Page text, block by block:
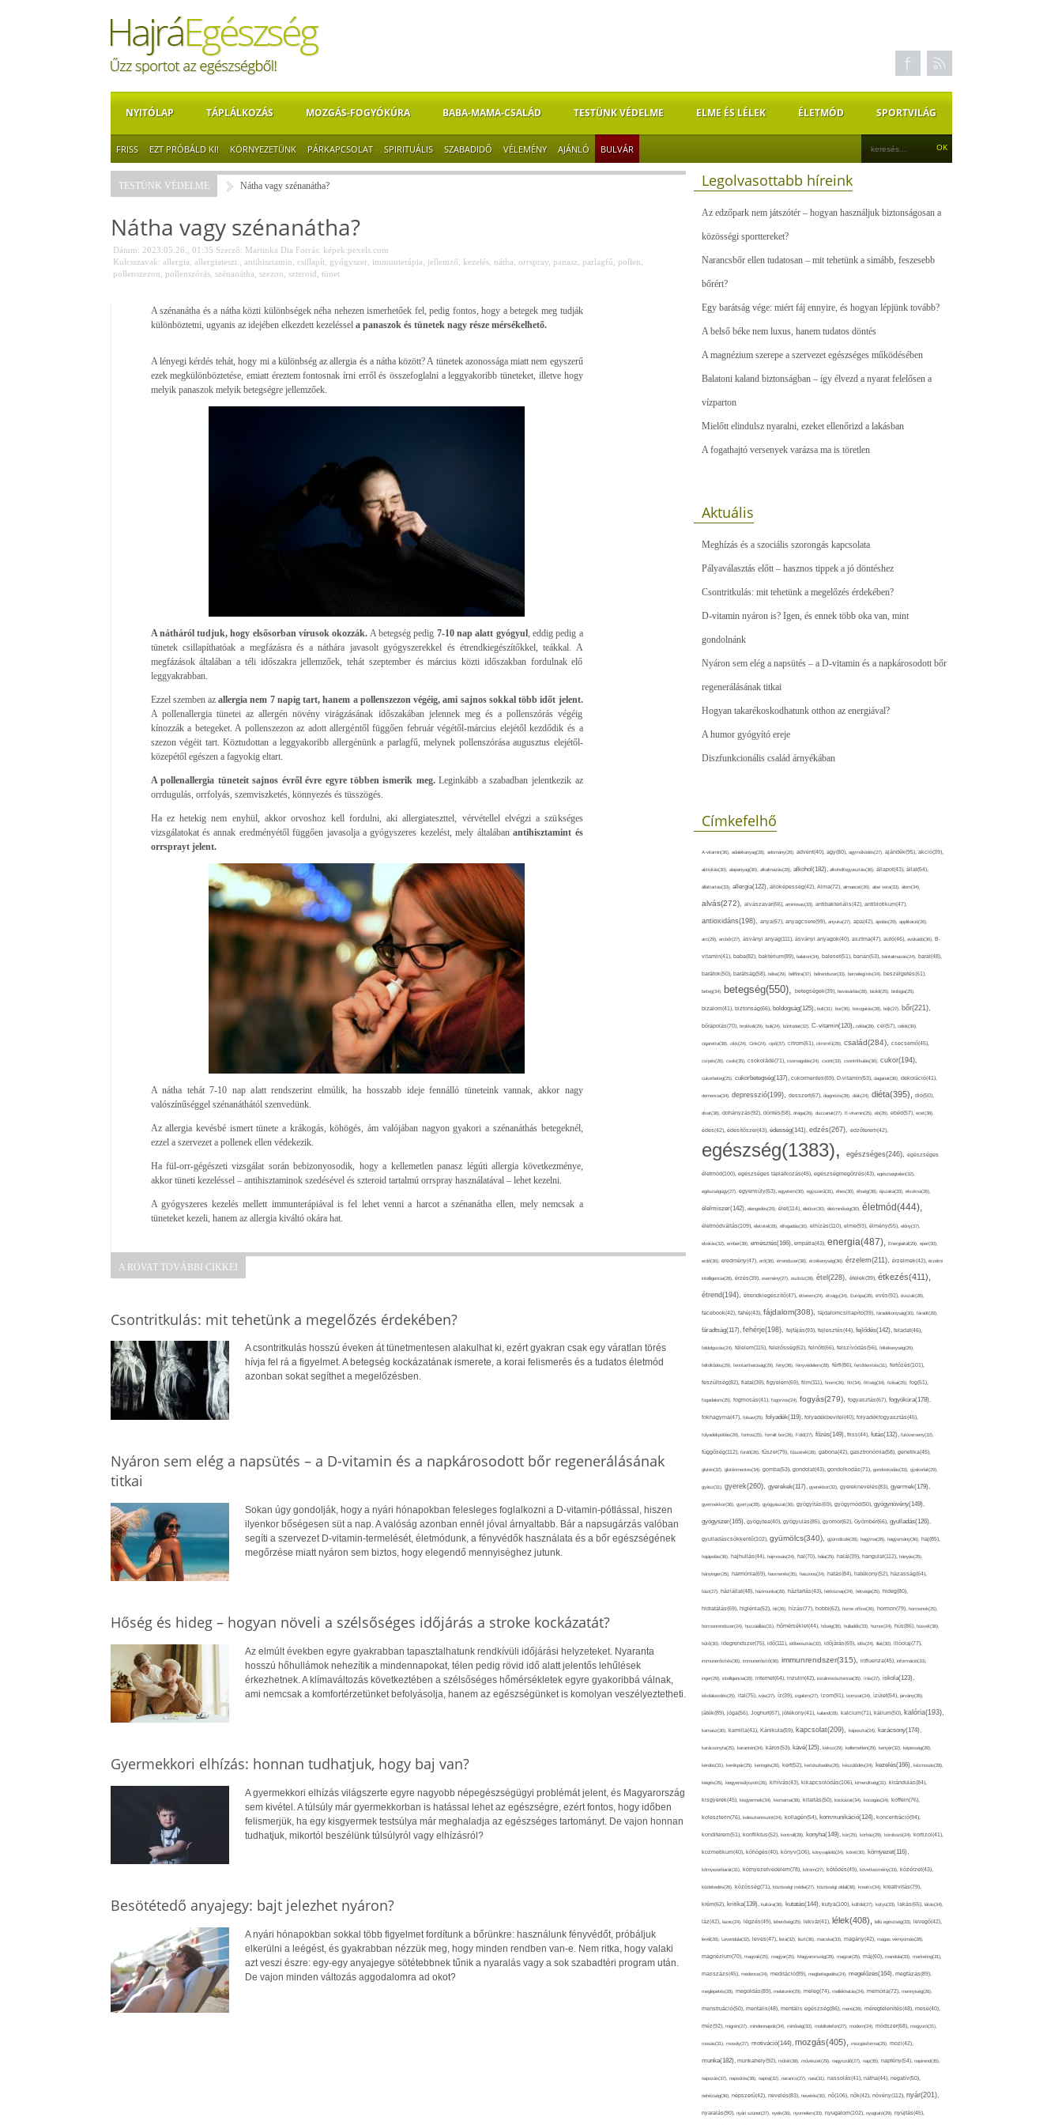
NYITÓLAP TÁPLÁLKOZÁS MOZGÁS-FOGYÓKÚRA BABA-MAMA-CSALÁD TESTÜNK VÉDELME ELME ÉS LÉLEK ÉLETMÓD SPORTVILÁG
FRISS EZT PRÓBÁLD KI! KÖRNYEZETÜNK PÁRKAPCSOLAT SPIRITUÁLIS SZABADIDŐ VÉLEMÉNY AJÁNLÓ BULVÁR
TESTÜNK VÉDELME Nátha vagy szénanátha?
Nátha vagy szénanátha?
Dátum: 2023.05.26., 01:35 Szerző: Martinka Dia Forrás: képek:pexels.com
Kulcsszavak: allergia allergiateszt. antihisztamin csillapít, gyógyszer, immunterápia jellemző kezelés, nátha orrspray, panasz parlagfű pollen
pollenszezon pollenszórás, szénanátha szezon szteroid tünet
A szénanátha és a nátha közti különbségek néha nehezen ismerhetőek fel, pedig fontos, hogy a betegek meg tudják
különböztetni, ugyanis az idejében elkezdett kezeléssela panaszok és tünetek nagy része mérsékelhető.
A lényegi kérdés tehát, hogy mi a különbség az allergia és a nátha között? A tünetek azonossága miatt nem egyszerű
ezek megkülönböztetése, emiatt éreztem fontosnak írni erről és összefoglalni a leggyakoribb tüneteket, illetve hogy
melyik panaszok melyik betegségre jellemzőek.
A nátháról tudjuk, hogy elsősorban vírusok okozzák. A betegség pedig 7-10 nap alatt gyógyul, eddig pedig a
tünetek csillapíthatóak a megfázásra és a náthára javasolt gyógyszerekkel és étrendkiegészítőkkel, teákkal. A
megfázások általában a téli időszakra jellemzőek, tehát szeptember és március közti időszakban fordulnak elő
leggyakrabban.
Ezzel szemben azallergia nem 7 napig tart, hanem a pollenszezon végéig, ami sajnos sokkal több időt jelent.
A pollenallergia tünetei az allergén növény virágzásának időszakában jelennek meg és a pollenszórás végéig
kínozzák a betegeket. A pollenszezon az adott allergéntől függően február végétől-március elejétől kezdődik és a
szezon végéit tart. Köztudottan a leggyakoribb allergénünk a parlagfű, melynek pollenszórása augusztus elejétől-
közepétől egészen a fagyokig eltart.
A pollenallergia tüneteit sajnos évről évre egyre többen ismerik meg.Leginkább a szabadban jelentkezik az
orrdugulás, orrfolyás, szemviszketés, könnyezés és tüsszögés.
Ha ez hetekig nem enyhül, akkor orvoshoz kell fordulni, aki allergiateszttel, vérvétellel elvégzi a szükséges
vizsgálatokat és annak eredményétől függően javasolja a gyógyszeres kezelést, mely általábanantihisztamint és
orrsprayt jelent.
A nátha tehát 7-10 nap alatt rendszerint elmúlik, ha hosszabb ideje fennálló tüneteink vannak, akkor nagy
valószínűséggel szénanáthától szenvedünk.
Az allergia kevésbé ismert tünete a krákogás, köhögés, ám valójában nagyon gyakori a szénanáthás betegeknél,
ezzel a szervezet a pollenek ellen védekezik.
Ha fül-orr-gégészeti vizsgálat során bebizonyosodik, hogy a kellemetlen panasz légúti allergia következménye,
akkor tüneti kezeléssel – antihisztaminok szedésével és szteroid tartalmú orrspray használatával – lehet kezelni.
A gyógyszeres kezelés mellett immunterápiával is fel lehet venni a harcot a szénanátha ellen, mely nemcsak a
tüneteket kezeli, hanem az allergia kiváltó okára hat.
A ROVAT TOVÁBBI CIKKEI
Csontritkulás: mit tehetünk a megelőzés érdekében?
A csontritkulás hosszú éveken át tünetmentesen alakulhat ki, ezért gyakran csak egy váratlan törés
hívja fel rá a figyelmet. A betegség kockázatának ismerete, a korai felismerés és a tudatos életmód
azonban sokat segíthet a megelőzésben.
Nyáron sem elég a napsütés – a D-vitamin és a napkárosodott bőr regenerálásának
titkai
Sokan úgy gondolják, hogy a nyári hónapokban felesleges foglalkozni a D-vitamin-pótlással, hiszen
ilyenkor bőségesen süt a nap. A valóság azonban ennél jóval árnyaltabb. Bár a napsugárzás valóban
segíti a szervezet D-vitamin-termelését, életmódunk, a fényvédők használata és a bőr egészségének
megőrzése miatt nyáron sem biztos, hogy elegendő mennyiséghez jutunk.
Hőség és hideg – hogyan növeli a szélsőséges időjárás a stroke kockázatát?
Az elmúlt években egyre gyakrabban tapasztalhatunk rendkívüli időjárási helyzeteket. Nyaranta
hosszú hőhullámok nehezítik a mindennapokat, télen pedig rövid idő alatt jelentős lehűlések
érkezhetnek. A klímaváltozás következtében a szélsőséges hőmérsékletek egyre gyakoribbá válnak,
ami nemcsak a komfortérzetünket befolyásolja, hanem az egészségünket is komolyan veszélyeztetheti.
Gyermekkori elhízás: honnan tudhatjuk, hogy baj van?
A gyermekkori elhízás világszerte egyre nagyobb népegészségügyi problémát jelent, és Magyarország
sem kivétel. A túlsúly már gyermekkorban is hatással lehet az egészségre, ezért fontos, hogy időben
felismerjük, ha egy kisgyermek testsúlya már meghaladja az egészséges tartományt. De vajon honnan
tudhatjuk, mikortól beszélünk túlsúlyról vagy elhízásról?
Besötétedő anyajegy: bajt jelezhet nyáron?
A nyári hónapokban sokkal több figyelmet fordítunk a bőrünkre: használunk fényvédőt, próbáljuk
elkerülni a leégést, és gyakrabban nézzük meg, hogy minden rendben van-e. Nem ritka, hogy valaki
azt veszi észre: egy-egy anyajegye sötétebbnek tűnik a nyaralás vagy a sok szabadtéri program után.
De vajon minden változás aggodalomra ad okot?
Legolvasottabb híreink
Az edzőpark nem játszótér – hogyan használjuk biztonságosan a
közösségi sporttereket?
Narancsbőr ellen tudatosan – mit tehetünk a simább, feszesebb
bőrért?
Egy barátság vége: miért fáj ennyire, és hogyan lépjünk tovább?
A belső béke nem luxus, hanem tudatos döntés
A magnézium szerepe a szervezet egészséges működésében
Balatoni kaland biztonságban – így élvezd a nyarat felelősen a
vízparton
Mielőtt elindulsz nyaralni, ezeket ellenőrizd a lakásban
A fogathajtó versenyek varázsa ma is töretlen
Aktuális
Meghízás és a szociális szorongás kapcsolata
Pályaválasztás előtt – hasznos tippek a jó döntéshez
Csontritkulás: mit tehetünk a megelőzés érdekében?
D-vitamin nyáron is? Igen, és ennek több oka van, mint
gondolnánk
Nyáron sem elég a napsütés – a D-vitamin és a napkárosodott bőr
regenerálásának titkai
Hogyan takarékoskodhatunk otthon az energiával?
A humor gyógyító ereje
Diszfunkcionális család árnyékában
Címkefelhő
A-vitamin(36), adalékanyag(28), adomány(26), advent(40), agy(80), agyműködés(27), ajándék(95), akció(39),
aktivitás(30), alapanyag(30), alkalmazás(28), alkohol(182), alkoholfogyasztás(36), állapot(43), állat(54),
állattartás(33), allergia(122), állóképesség(42), Alma(72), almaecet(26), aloe vera(33), álom(34),
alvás(272), alvászavar(66), aminosav(33), antibakteriális(42), antibiotikum(47),
antioxidáns(198), anya(67), anyagcsere(99), anyuka(27), apa(42), ápolás(29), applikáció(26),
arc(29), arcbőr(27), ásványi anyag(111), ásványi anyagok(40), asztma(47), autó(46), avokádó(36), B-
vitamin(41), baba(82), baktérium(89), balaton(34), baleset(51), banán(53), bántalmazás(24), barát(48),
barátok(50), barátság(58), béke(29), bélflóra(37), bélrendszer(33), bemelegítés(24), beszélgetés(61),
beteg(34), betegség(550), betegségek(39), bevásárlás(28), bicikli(25), biológia(25),
bizalom(41), biztonság(66), boldogság(125), bolt(31), bor(36), borogatás(28), böjt(27), bőr(221),
bőrápolás(70), brokkoli(29), buli(24), bűntudat(32), C-vitamin(120), cékla(28), cél(57), célok(30),
cigaretta(38), cikk(24), Cink(24), cipő(37), citrom(61), citromfű(26), család(284), csecsemő(45),
csípés(26), csoki(35), csokoládé(71), csomagolás(24), csont(33), csontritkulás(36), cukor(194),
cukorbeteg(25), cukorbetegség(137), cukormentes(69), D-vitamin(53), daganat(36), dekoráció(41),
demencia(34), depresszió(199), desszert(67), diagnózis(28), diák(24), diéta(395), dió(50),
divat(38), dohányzás(92), döntés(58), drága(26), duzzanat(27), E-vitamin(25), eb(26), ebéd(57), ecet(38),
édes(42), édesítőszer(43), édesség(141), edzés(267), edzőterem(42),
egészség(1383), egészséges(246), egészséges
életmód(100), egészséges táplálkozás(45), egészségmegőrzés(43), egészségtelen(32),
egészségügy(27), egyensúly(63), egyetem(30), egyszerű(31), éhes(30), éhség(38), éjszaka(33), ekcéma(26),
élelmiszer(142), elengedés(29), élet(114), életkor(30), életminőség(30), életmód(444),
életmódváltás(109), életvitel(28), elfogadás(30), elhízás(110), elme(93), élmény(55), előny(37),
elvárás(32), ember(38), emésztés(166), empátia(43), energia(487), Energiaital(29), eper(30),
erdő(36), eredmény(47), erő(36), érrendszer(36), érzékenység(36), érzelem(211), érzelmek(42), érzelmi
intelligencia(28), érzés(39), esemény(27), eszköz(28), étel(228), ételek(39), étkezés(411),
étrend(194), étrendkiegészítő(47), étterem(24), étvágy(34), Európa(28), evés(92), évszak(28),
facebook(42), fahéj(43), fájdalom(308), fájdalomcsillapító(39), fáradékonyság(30), fáradt(28),
fáradtság(117), fehérje(198), fejfájás(93), fejlesztés(44), fejlődés(142), feladat(46),
feldolgozás(24), félelem(115), felelősség(62), felnőtt(66), felszívódás(56), féltékenység(26),
feltöltődés(29), fenntarthatóság(29), fény(36), fényvédelem(28), férfi(86), fertőtlenítés(31), fertőzés(101),
feszültség(82), fiatal(39), figyelem(69), film(111), finom(26), fitt(34), fittség(34), fizikai(25), fog(51),
fogadalom(25), fogmosás(41), fogorvos(24), fogyás(279), fogyasztás(67), fogyókúra(178),
fokhagyma(47), folsav(25), folyadék(119), folyadékbevitel(40), folyadékfogyasztás(45),
folyadékpótlás(29), fontos(25), forralt bor(26), Föld(27), főzés(149), friss(44), futás(132), futóverseny(32),
függőség(112), fürdő(26), fűszer(79), fűszerek(28), gabona(42), gasztronómia(58), genetika(45),
glutén(32), gluténmentes(34), gomba(53), gondolat(43), gondolkodás(71), gondoskodás(33), gyakorlat(29),
gyász(31), gyerek(260), gyerekek(117), gyerekkor(32), gyereknevelés(83), gyermek(179),
gyermekkor(36), gyertya(28), gyógyászat(36), gyógyítás(69), gyógymód(50), gyógynövény(149),
gyógyszer(165), gyógytea(40), gyógyulás(85), gyomor(62), Gyömbér(66), gyulladás(126),
gyulladáscsökkentő(102), gyümölcs(340), gyümölcslé(28), hagyma(28), hagyomány(36), haj(85),
hajápolás(36), hajhullás(44), hajmosás(24), hal(70), hála(25), halál(39), hangulat(112), hányás(25),
hányinger(25), harmónia(69), hasmenés(35), hasznos(24), hatás(84), hatékony(52), házasság(64),
házi(27), háziállat(48), házimunka(28), háztartás(43), hétköznap(24), hétvége(25), hideg(80),
hidratálás(69), higiénia(52), hit(26), hízás(77), hobbi(62), home office(26), hormon(79), hormonok(25),
hormonrendszer(24), hozzáállás(31), hőmérséklet(44), hőség(36), hulladék(33), humor(24), hús(86), húsvét(36),
hűtő(30), idegrendszer(75), idő(111), időbeosztás(32), időjárás(69), idős(24), illat(30), illóolaj(77),
immunerősítés(30), immunerősítő(36), immunrendszer(315), influenza(45), információ(33),
inger(29), intelligencia(28), internet(64), inzulin(42), inzulinrezisztencia(35), írás(27), iskola(123),
iskolakezdés(25), ital(75), ivás(27), íz(39), izgalom(27), izom(91), izomzat(24), ízület(54), járvány(35),
játék(89), jóga(56), Joghurt(67), jótékony(41), kaland(28), kalcium(71), kálium(50), kalória(193),
kamasz(30), kamilla(41), Kánikula(59), kapcsolat(209), káposzta(24), karácsony(174),
karácsonyfa(25), karantén(34), káros(53), kávé(125), keksz(29), kellemetlen(29), kenyér(32), képesség(28),
kérdés(31), kerékpár(25), keringés(26), kert(52), kertészkedés(26), készülődés(24), kezelés(166), kézmosás(28),
kiégés(25), kiegyensúlyozott(26), kihívás(43), kikapcsolódás(106), kimerültség(31), kirándulás(84),
kisgyerek(45), kisgyermek(34), kismama(38), kitartás(50), kockázat(34), kocogás(24), koffein(76),
koleszterin(76), koleszterinszint(24), kollagén(54), kommunikáció(124), koncentráció(94),
konditerem(51), konfliktus(52), kontroll(28), konyha(149), kór(25), kórház(29), kórokozó(24), kortizol(41),
kozmetikum(40), köhögés(40), könyv(106), könyvajánló(24), köret(30), környezet(116),
környezetbarát(31), környezetvédelem(78), köröm(27), kötődés(49), következmény(33), közérzet(43),
közlekedés(26), közösség(71), közösségi média(27), közösségi oldal(38), kreatív(34), kreativitás(79),
krém(62), kritika(139), kultúra(36), kutatás(144), kutya(100), külföld(27), kütyü(33), lakás(65), látás(34),
láz(42), lazac(24), légzés(49), lehetőség(25), lekvár(41), lélek(408), lelki egészség(33), levegő(42),
levél(28), Levendula(32), leves(47), lista(32), liszt(36), macska(33), magány(42), magas vérnyomás(28),
magnézium(70), magvak(25), magyar(25), Magyarország(28), magzat(25), máj(60), mandula(33), marketing(31),
masszázs(45), medence(24), meditáció(89), megbetegedés(24), megelőzés(164), megfázás(89),
meglepetés(28), megoldás(89), melatonin(29), meleg(74), mellékhatás(24), memória(72), mennyiség(26),
menstruáció(50), mentális(48), mentális egészség(86), menü(28), méregtelenítés(48), mese(40),
méz(92), migrén(27), mindennapok(34), minőség(33), mobiltelefon(27), modern(24), módszer(68), mogyoró(31),
mosás(31), mosoly(27), motiváció(144), mozgás(405), mozgásforma(25), mozi(42),
munka(182), munkahely(92), műtét(38), művészet(29), nagyszülő(27), nap(35), napfény(54), napirend(35),
napozás(37), napsütés(38), naptej(32), narancs(27), nasi(31), nassolás(41), nátha(44), negatív(50),
nehézség(36), népszerű(42), nevelés(83), nevetés(30), nő(106), nők(42), növény(112), nyár(201),
nyaralás(90), nyári szünet(27), nyelv(26), nyomelem(33), nyugalom(102), nyugtató(29), nyújtás(45),